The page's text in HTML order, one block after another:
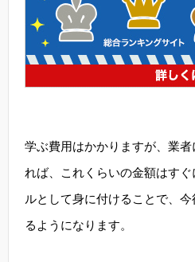
学ぶ費用はかかりますが、業
れば、これくらいの金額はす
ルとして身に付けることで、
るようになります。